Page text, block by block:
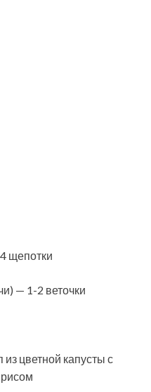
щепотки
— 1-2 веточки
цветной капусты с